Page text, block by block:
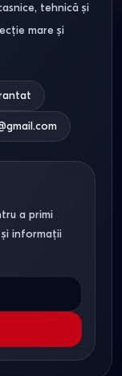
tehnică și
mare și
a primi
informații